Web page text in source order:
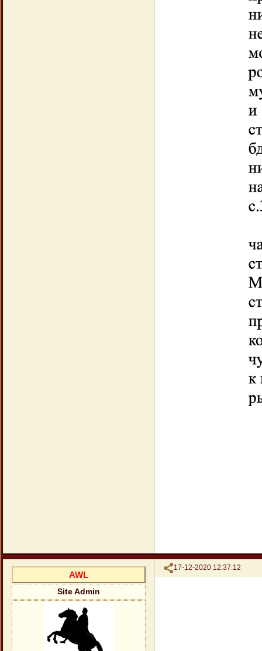
Поделиться
17-12-2020 12:37:12
AWL
Site Admin